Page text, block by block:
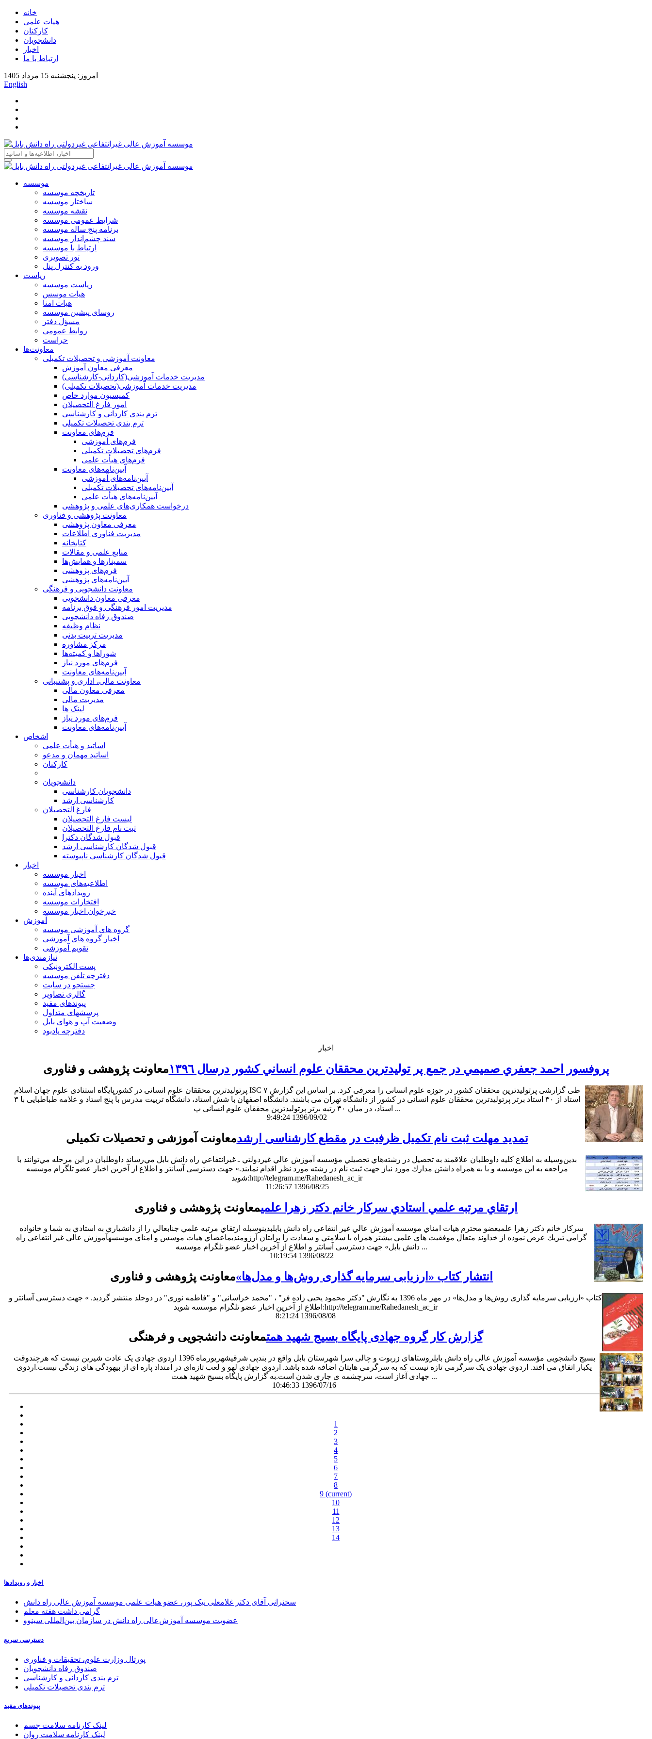
خانه
هیات علمی
کارکنان
دانشجویان
اخبار
ارتباط با ما
امروز: پنجشنبه 15 مرداد 1405
English
موسسه
تاریخچه موسسه
ساختار موسسه
نقشه موسسه
شرایط عمومی موسسه
برنامه پنج ساله موسسه
سند چشم‌انداز موسسه
ارتباط با موسسه
تور تصویری
ورود به کنترل پنل
ریاست
ریاست موسسه
هیات موسس
هیات امنا
روسای پیشین موسسه
مسؤل دفتر
روابط عمومی
حراست
معاونت‌ها
معاونت آموزشی و تحصیلات تکمیلی
معرفی معاون آموزش
مدیریت خدمات آموزشی(کاردانی-کارشناسی)
مدیریت خدمات آموزشی(تحصیلات تکمیلی)
کمیسیون موارد خاص
امور فارغ التحصیلان
ترم بندی کاردانی و کارشناسی
ترم بندی تحصیلات تکمیلی
فرم‌های معاونت
فرم‌های آموزشی
فرم‌های تحصیلات تکمیلی
فرم‌های هیأت علمی
آیین‌نامه‌های معاونت
آیین‌نامه‌های آموزشی
آیین‌نامه‌های تحصیلات تکمیلی
آیین‌نامه‌های هیأت علمی
درخواست همکاری‌های علمی و پژوهشی
معاونت پژوهشی و فناوری
معرفی معاون پژوهشی
مدیریت فناوری اطلاعات
کتابخانه
منابع علمی و مقالات
سمینارها و همایش‌ها
فرم‌های پژوهشی
آیین‌نامه‌های پژوهشی
معاونت دانشجویی و فرهنگی
معرفی معاون دانشجویی
مدیریت امور فرهنگی و فوق برنامه
صندوق رفاه دانشجویی
نظام وظیفه
مدیریت تربیت بدنی
مرکز مشاوره
شوراها و کمیته‌ها
فرم‌های مورد نیاز
آیین‌نامه‌های معاونت
معاونت مالی، اداری و پشتیبانی
معرفی معاون مالی
مدیریت مالی
لینک ها
فرم‌های مورد نیاز
آیین‌نامه‌های معاونت
اشخاص
اساتید و هیأت علمی
اساتید مهمان و مدعو
کارکنان
دانشجویان
دانشجویان کارشناسی
کارشناسی ارشد
فارغ التحصیلان
لیست فارغ التحصیلان
ثبت نام فارغ التحصیلان
قبول شدگان دکترا
قبول شدگان کارشناسی ارشد
قبول شدگان کارشناسی ناپیوسته
اخبار
اخبار موسسه
اطلاعیه‌های موسسه
رویدادهای آینده
افتخارات موسسه
خبرخوان اخبار موسسه
آموزش
گروه های آموزشی موسسه
اخبار گروه های آموزشی
تقویم آموزشی
نیازمندی‌ها
پست الکترونیکی
دفترچه تلفن موسسه
جستجو در سایت
گالری تصاویر
پیوندهای مفید
پرسشهای متداول
وضعیت آب و هوای بابل
دفترچه یادبود
اخبار
پروفسور احمد جعفري صميمي در جمع پر توليدترين محققان علوم انساني كشور درسال ١٣٩٦ معاونت پژوهشی و فناوری
پرتولیدترین محققان علوم‌ انسانی در کشورپایگاه استنادی علوم جهان اسلام ISC طی گزارشی پرتولیدترین محققان کشور در حوزه علوم‌ انسانی را معرفی کرد. بر اساس این گزارش ۷
استاد از ۳۰ استاد برتر پرتولیدترین محققان علوم‌ انسانی در کشور از دانشگاه تهران می باشند. دانشگاه اصفهان با شش استاد، دانشگاه تربیت مدرس با پنج استاد و علامه طباطبایی با ۳
استاد، در میان ۳۰ رتبه برتر پرتولیدترین محققان علوم‌ انسانی پ ...
9:49:24 1396/09/02
تمدید مهلت ثبت نام تکمیل ظرفیت در مقطع کارشناسی ارشدمعاونت آموزشی و تحصیلات تکمیلی
بدين‌وسيله به اطلاع كليه داوطلبان علاقمند به تحصيل در رشته‌هاي تحصيلي مؤسسه آموزش عالي غيردولتي ـ غيرانتفاعي راه دانش بابل مي‌رساند داوطلبان در اين مرحله مي‌توانند با
مراجعه به این موسسه و با به همراه داشتن مدارك مورد نیاز جهت ثبت نام در رشته مورد نظر اقدام نمایند.» جهت دسترسی آسانتر و اطلاع از آخرین اخبار عضو تلگرام موسسه
شوید:http://telegram.me/Rahedanesh_ac_ir
11:26:57 1396/08/25
ارتقاي مرتبه علمي استادي سركار خانم دكتر زهرا علميمعاونت پژوهشی و فناوری
سركار خانم دكتر زهرا علميعضو محترم هيات امناي موسسه آموزش عالي غير انتفاعي راه دانش بابلبدينوسيله ارتقاي مرتبه علمي جنابعالي را از دانشياري به استادي به شما و خانواده
گرامي تبريك عرض نموده از خداوند متعال موفقيت هاي علمي بيشتر همراه با سلامتي و سعادت را برايتان آرزومنديماعضاي هيات موسس و امناي موسسهآموزش عالي غير انتفاعي راه
دانش بابل» جهت دسترسی آسانتر و اطلاع از آخرین اخبار عضو تلگرام موسسه ...
10:19:54 1396/08/22
انتشار کتاب «ارزیابی سرمایه گذاری روش‌ها و مدل‌ها»معاونت پژوهشی و فناوری
کتاب «ارزیابی سرمایه گذاری روش‌ها و مدل‌ها» در مهر ماه 1396 به نگارش "دکتر محمود یحیی زاده فر" ، "محمد خراسانی" و "فاطمه نوری" در دوجلد منتشر گردید. » جهت دسترسی آسانتر و
اطلاع از آخرین اخبار عضو تلگرام موسسه شوید:http://telegram.me/Rahedanesh_ac_ir
8:21:24 1396/08/08
گزارش کار گروه جهادی پایگاه بسیج شهید همتمعاونت دانشجویی و فرهنگی
بسیج دانشجویی مؤسسه آموزش عالی راه دانش بابلروستاهای زربوت و چالی سرا شهرستان بابل واقع در بندپی شرقیشهریورماه 1396 اردوی جهادی یک عادت شیرین نیست که هرچندوقت
یکبار اتفاق می افتد. اردوی جهادی یک سرگرمی تازه نیست که به سرگرمی هایتان اضافه شده باشد. اردوی جهادی لهو و لعب تازه‌ای در امتداد پاره ای از بیهودگی های زندگی نیست.اردوی
جهادی آغاز است، سرچشمه ی جاری شدن است.به گزارش پایگاه بسیج شهید همت ...
10:46:33 1396/07/16
1
2
3
4
5
6
7
8
9 (current)
10
11
12
13
14
اخبار و رویدادها
سخنرانی آقای دکتر غلامعلی نیک پور، عضو هیات علمی موسسه آموزش عالی راه دانش
گرامی داشت هفته معلم
عضویت موسسه آموزش‌عالی راه دانش در سازمان بین‌المللی سینوو
دسترسی سریع
پورتال وزارت علوم، تحقیقات و فناوری
صندوق رفاه دانشجویان
ترم بندی کاردانی و کارشناسی
ترم بندی تحصیلات تکمیلی
پیوندهای مفید
لینک کارنامه سلامت جسم
لینک کارنامه سلامت روان